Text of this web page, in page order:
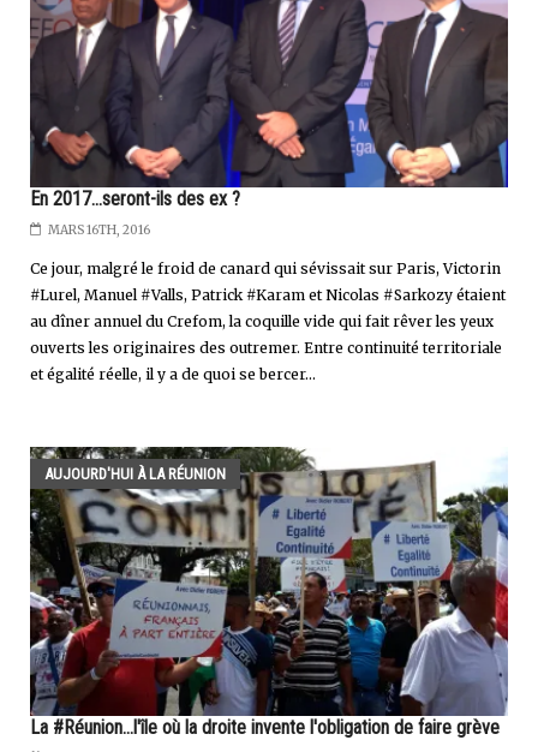
En 2017...seront-ils des ex ?
MARS 16TH, 2016
Ce jour, malgré le froid de canard qui sévissait sur Paris, Victorin
#Lurel, Manuel #Valls, Patrick #Karam et Nicolas #Sarkozy étaient
au dîner annuel du Crefom, la coquille vide qui fait rêver les yeux
ouverts les originaires des outremer. Entre continuité territoriale
et égalité réelle, il y a de quoi se bercer...
AUJOURD'HUI À LA RÉUNION
La #Réunion...l'île où la droite invente l'obligation de faire grève